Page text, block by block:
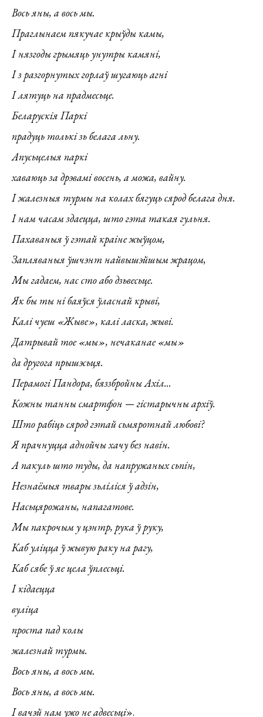
Вось яны, а вось мы.
Праглынаем пякучае крыўды камы,
І нязгоды грымяць унутры камяні,
І з разгорнутых горлаў шугаюць агні
І лятуць на прадмесьце.
Беларускія Паркі
прадуць толькі зь белага льну.
Апусьцелыя паркі
хаваюць за дрэвамі восень, а можа, вайну.
І жалезныя турмы на колах бягуць сярод белага дня.
І нам часам здаецца, што гэта такая гульня.
Пахаваныя ў гэтай краіне жыўцом,
Запляваныя ўшчэнт найвышэйшым жрацом,
Мы гадаем, нас сто або дзьвесьце.
Як бы ты ні баяўся ўласнай крыві,
Калі чуеш «Жыве», калі ласка, жыві.
Датрывай тое «мы», нечаканае «мы»
да другога прышэсьця.
Перамогі Пандора, бяззбройны Ахіл...
Кожны танны смартфон — гістарычны архіў.
Што рабіць сярод гэтай сьмяротнай любові?
Я прачнуцца аднойчы хачу без навін.
А пакуль што туды, да напружаных сьпін,
Незнаёмыя твары зьліліся ў адзін,
Насьцярожаны, напагатове.
Мы пакрочым у цэнтр, рука ў руку,
Каб уліцца ў жывую раку на рагу,
Каб сябе ў яе цела ўплесьці.
І кідаецца
вуліца
проста пад колы
жалезнай турмы.
Вось яны, а вось мы.
Вось яны, а вось мы.
І вачэй нам ужо не адвесьці».